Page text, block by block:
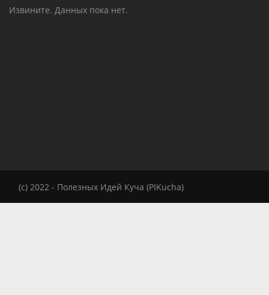
Извините. Данных пока нет.
(c) 2022 - Полезных Идей Куча (PIKucha)